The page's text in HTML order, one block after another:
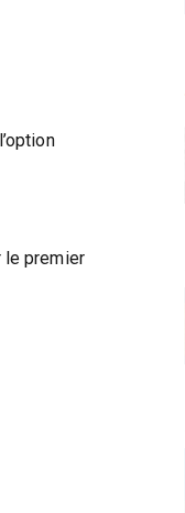
le premier